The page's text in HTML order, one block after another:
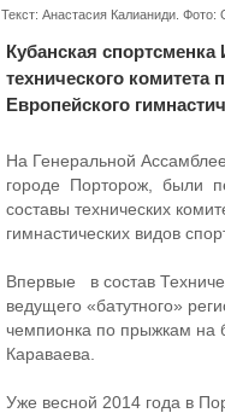
Текст: Анастасия Калианиди. Фото:
Кубанская
технического комитета
Европейского
На Генеральной
городе Порторож, были
составы технических
гимнастических видов
Впервые в состав
ведущего «батутного»
чемпионка по прыжкам на
Караваева.
Уже весной 2014 года в